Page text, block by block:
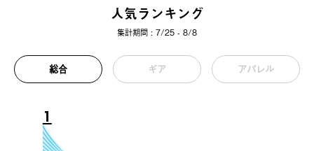
人気ランキング
集計期間 : 7/25 - 8/8
総合 ギア アパレル
1